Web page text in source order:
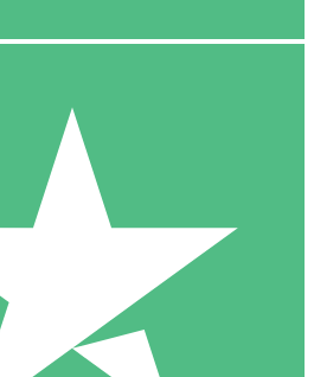
10 Téléchargements
20 00